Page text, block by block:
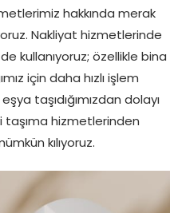
hakkında merak
Nakliyat hizmetlerinde
kullanıyoruz; özellikle bina
için daha hızlı işlem
taşıdığımızdan dolayı
taşıma hizmetlerinden
kılıyoruz.